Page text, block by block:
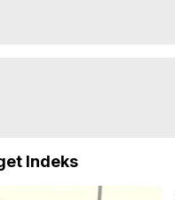
Indeks